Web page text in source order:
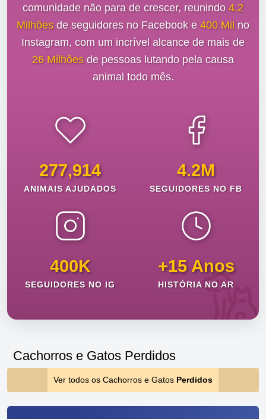
comunidade não para de crescer, reunindo 4.2
Milhõesde seguidores no Facebook e 400 Mil no
Instagram, com um incrível alcance de mais de
26 Milhõesde pessoas lutando pela causa
animal todo mês.
277,914
ANIMAIS AJUDADOS
4.2M
SEGUIDORES NO FB
400K
SEGUIDORES NO IG
+15 Anos
HISTÓRIA NO AR
Cachorros e Gatos Perdidos
Ver todos os Cachorros e Gatos Perdidos